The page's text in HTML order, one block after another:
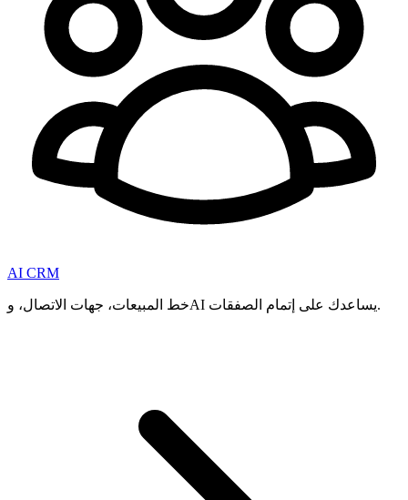
AI CRM
خط المبيعات، جهات الاتصال، وAI يساعدك على إتمام الصفقات.